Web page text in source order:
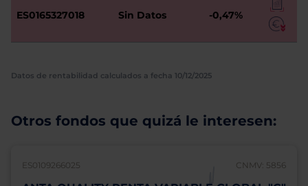
ES0165327018 Sin Datos -0,47%
Datos de rentabilidad calculados a fecha 10/12/2025
Otros fondos que quizá le interesen:
ES0109266025 CNMV: 5856